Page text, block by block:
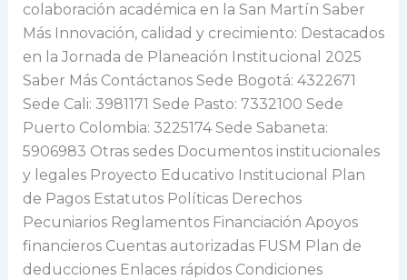
colaboración académica en la San Martín Saber
Más Innovación, calidad y crecimiento: Destacados
en la Jornada de Planeación Institucional 2025
Saber Más Contáctanos Sede Bogotá: 4322671
Sede Cali: 3981171 Sede Pasto: 7332100 Sede
Puerto Colombia: 3225174 Sede Sabaneta:
5906983 Otras sedes Documentos institucionales
y legales Proyecto Educativo Institucional Plan
de Pagos Estatutos Políticas Derechos
Pecuniarios Reglamentos Financiación Apoyos
financieros Cuentas autorizadas FUSM Plan de
deducciones Enlaces rápidos Condiciones